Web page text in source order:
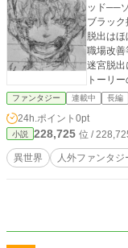
ッド──
ブラック振
脱出はほぼ不可能な
職場改善等
迷宮脱出に挑む。 本作は【泥
トーリ
ファンタジー 連載中 長編
24h.ポイント 0pt
小説 228,725 位 /
異世界 人外ファンタジ